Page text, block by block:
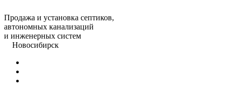
Продажа и установка септиков,
автономных канализаций
и инженерных систем
Новосибирск